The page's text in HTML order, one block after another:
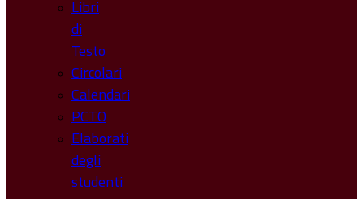
Libri
di
Testo
Circolari
Calendari
PCTO
Elaborati
degli
studenti